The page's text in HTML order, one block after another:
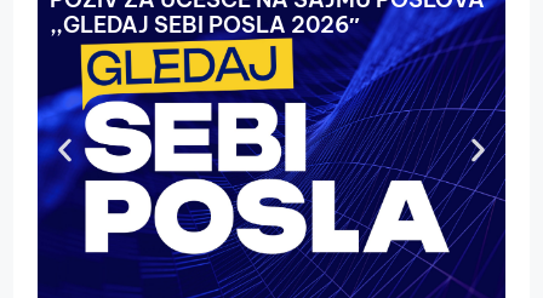
,,GLEDAJ SEBI POSLA 2026″